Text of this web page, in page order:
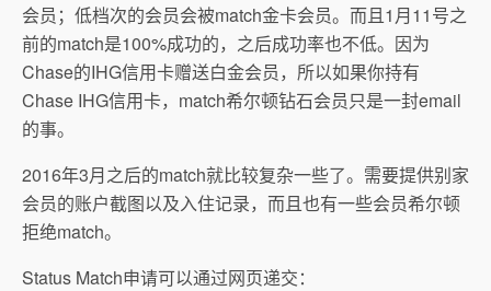
会员；低档次的会员会被match金卡会员。而且1月11号之
前的match是100%成功的，之后成功率也不低。因为
Chase的IHG信用卡赠送白金会员，所以如果你持有
Chase IHG信用卡，match希尔顿钻石会员只是一封email
的事。
2016年3月之后的match就比较复杂一些了。需要提供别家
会员的账户截图以及入住记录，而且也有一些会员希尔顿
拒绝match。
Status Match申请可以通过网页递交：